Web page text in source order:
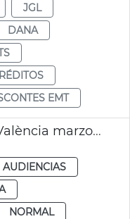
JGL
DANA
EMT
PMP Ayuntamiento de València marzo 2025
NORMAL